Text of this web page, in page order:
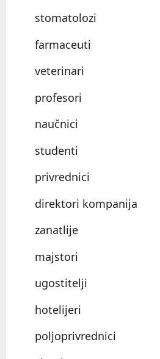
stomatolozi
farmaceuti
veterinari
profesori
naučnici
studenti
privrednici
direktori kompanija
zanatlije
majstori
ugostitelji
hotelijeri
poljoprivrednici